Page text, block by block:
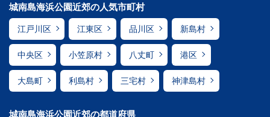
城南島海浜公園近郊の人気市町村
江戸川区 江東区 品川区 新島村
中央区 小笠原村 八丈町 港区
大島町 利島村 三宅村 神津島村
城南島海浜公園近郊の都道府県